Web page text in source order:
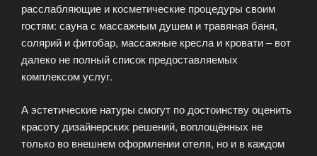
расслабляющие и косметические процедуры своим
гостям: сауна с массажным душем и травяная баня,
солярий и фитобар, массажные кресла и кровати – вот
далеко не полный список предоставляемых
комплексом услуг.
А эстетические натуры смогут по достоинству оценить
красоту дизайнерских решений, воплощённых не
только во внешнем оформлении отеля, но и в каждом